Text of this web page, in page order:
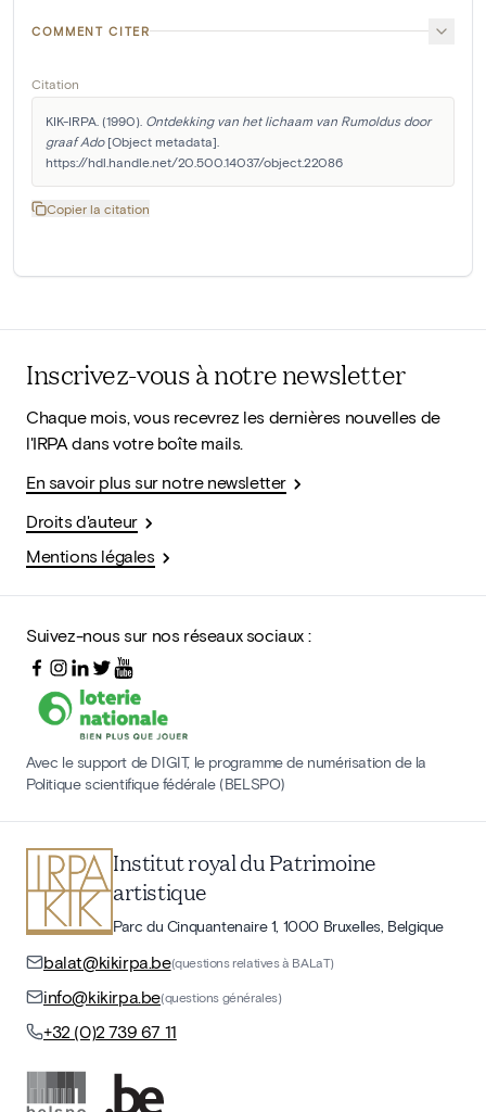
COMMENT CITER
Citation
KIK-IRPA. (1990). Ontdekking van het lichaam van Rumoldus door
graaf Ado [Object metadata].
https://hdl.handle.net/20.500.14037/object.22086
Copier la citation
Inscrivez-vous à notre newsletter
Chaque mois, vous recevrez les dernières nouvelles de
l'IRPA dans votre boîte mails.
En savoir plus sur notre newsletter
Droits d'auteur
Mentions légales
Suivez-nous sur nos réseaux sociaux :
Avec le support de DIGIT, le programme de numérisation de la
Politique scientifique fédérale (BELSPO)
Institut royal du Patrimoine
artistique
Parc du Cinquantenaire 1, 1000 Bruxelles, Belgique
balat@kikirpa.be(questions relatives à BALaT)
info@kikirpa.be(questions générales)
+32 (0)2 739 67 11